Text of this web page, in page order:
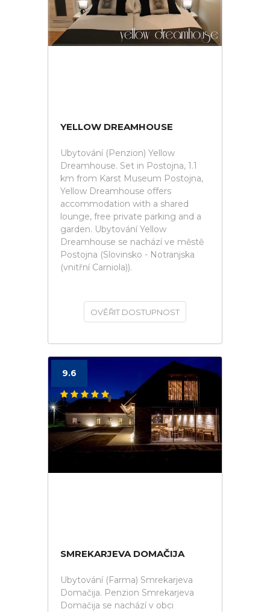
YELLOW DREAMHOUSE
Ubytování (Penzion) Yellow
Dreamhouse. Set in Postojna, 1.1
km from Karst Museum Postojna,
Yellow Dreamhouse offers
accommodation with a shared
lounge, free private parking and a
garden. Ubytování Yellow
Dreamhouse se nachází ve městě
Postojna (Slovinsko - Notranjska
(vnitřní Carniola)).
OVĚŘIT DOSTUPNOST
9.6
SMREKARJEVA DOMAČIJA
Ubytování (Farma) Smrekarjeva
Domačija. Penzion Smrekarjeva
Domačija se nachází v obci